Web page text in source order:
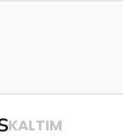
KALTIM